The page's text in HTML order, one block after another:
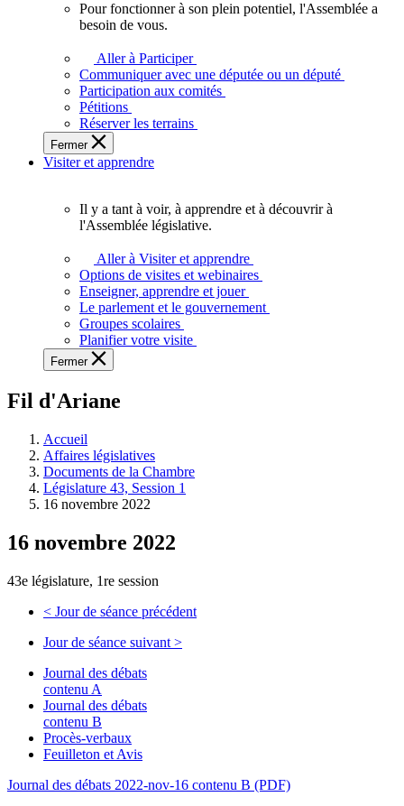
plein
potentiel,
l'Assemblée
a
besoin
de
Pour fonctionner à son plein potentiel, l'Assemblée a
besoin de vous.
Aller à Participer
Communiquer avec une députée ou un député
Participation aux comités
Pétitions
Réserver les terrains
Fermer
Visiter et apprendre
voir,
apprendre
et
à
à
législative.
Il y a tant à voir, à apprendre et à découvrir à
l'Assemblée législative.
Aller à Visiter et apprendre
Options de visites et webinaires
Enseigner, apprendre et jouer
Le parlement et le gouvernement
Groupes scolaires
Planifier votre visite
Fermer
Fil d'Ariane
Accueil
Affaires législatives
Documents de la Chambre
Législature 43, Session 1
16 novembre 2022
16 novembre 2022
43e législature, 1re session
< Jour de séance précédent
Jour de séance suivant >
Journal des débats
contenu A
Journal des débats
contenu B
Procès-verbaux
Feuilleton et Avis
Journal des débats 2022-nov-16 contenu B (PDF)